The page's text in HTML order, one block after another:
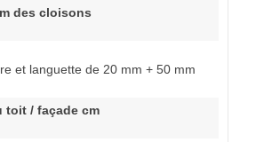
des cloisons
et languette de 20 mm + 50 mm
toit / façade cm